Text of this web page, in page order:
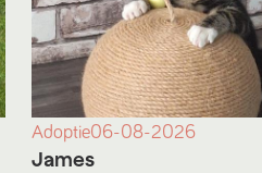
Adoptie06-08-2026
James